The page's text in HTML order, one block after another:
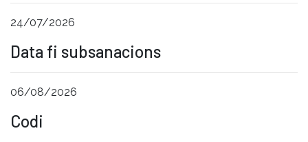
24/07/2026
Data fi subsanacions
06/08/2026
Codi